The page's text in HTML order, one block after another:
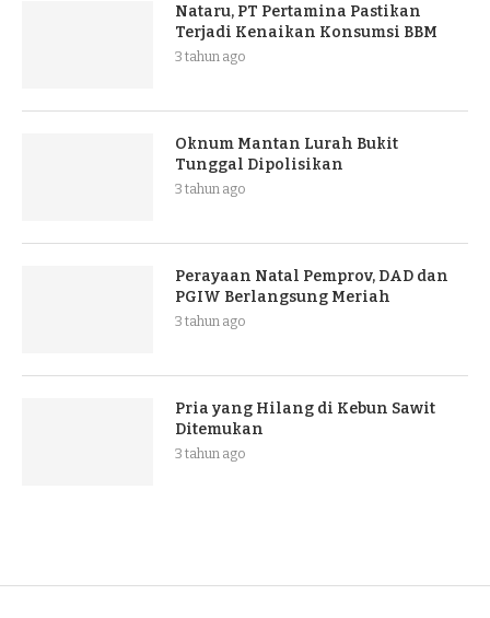
Nataru, PT Pertamina Pastikan
Terjadi Kenaikan Konsumsi BBM
3 tahun ago
Oknum Mantan Lurah Bukit
Tunggal Dipolisikan
3 tahun ago
Perayaan Natal Pemprov, DAD dan
PGIW Berlangsung Meriah
3 tahun ago
Pria yang Hilang di Kebun Sawit
Ditemukan
3 tahun ago